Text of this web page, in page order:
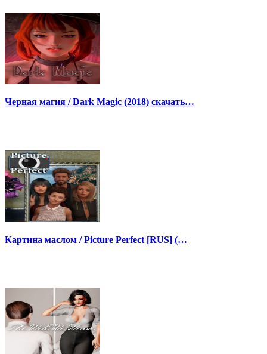
Черная магия / Dark Magic (2018) скачать…
Картина маслом / Picture Perfect [RUS] (…